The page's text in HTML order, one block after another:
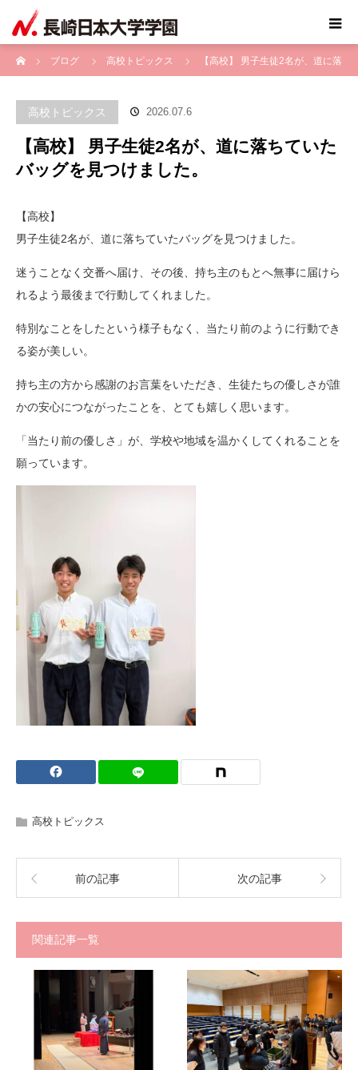
ブログ
高校トピックス 【高校】 男子生徒2名が、道に落
高校トピックス 2026.07.6
【高校】 男子生徒2名が、道に落ちていた
バッグを見つけました。
【高校】
男子生徒2名が、道に落ちていたバッグを見つけました。
迷うことなく交番へ届け、その後、持ち主のもとへ無事に届けら
れるよう最後まで行動してくれました。
特別なことをしたという様子もなく、当たり前のように行動でき
る姿が美しい。
持ち主の方から感謝のお言葉をいただき、生徒たちの優しさが誰
かの安心につながったことを、とても嬉しく思います。
「当たり前の優しさ」が、学校や地域を温かくしてくれることを
願っています。
高校トピックス
前の記事 次の記事
関連記事一覧